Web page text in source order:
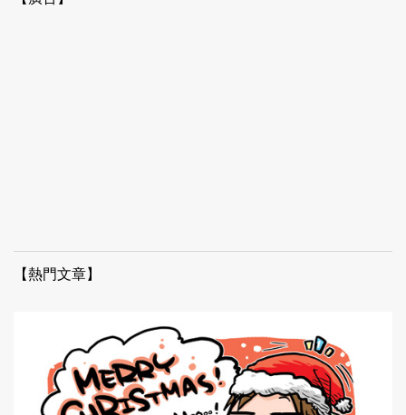
【熱門文章】